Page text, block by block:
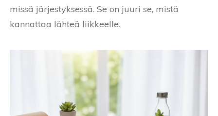
missä järjestyksessä. Se on juuri se, mistä
kannattaa lähteä liikkeelle.